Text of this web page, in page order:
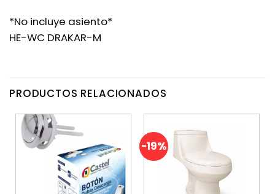
*No incluye asiento*
HE-WC DRAKAR-M
PRODUCTOS RELACIONADOS
-19%